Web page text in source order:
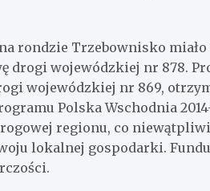
rondzie Trzebownisko
drogi wojewódzkiej nr 878.
wojewódzkiej nr 869,
Polska Wschodnia
regionu, co
lokalnej gospodarki.